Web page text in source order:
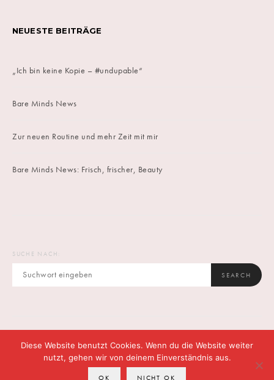
NEUESTE BEITRÄGE
„Ich bin keine Kopie – #undupable“
Bare Minds News
Zur neuen Routine und mehr Zeit mit mir
Bare Minds News: Frisch, frischer, Beauty
SUCHE NACH:
SEARCH
DATENSCHUTZ CONTACT
Diese Website benutzt Cookies. Wenn du die Website weiter
nutzt, gehen wir von deinem Einverständnis aus.
OK NICHT OK